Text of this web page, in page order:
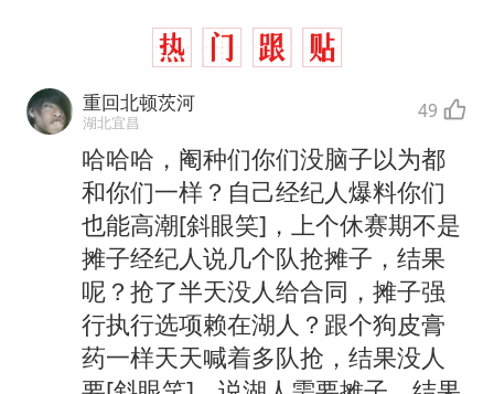
重回北顿茨河
湖北宜昌 49
哈哈哈，阉种们你们没脑子以为都
和你们一样？自己经纪人爆料你们
也能高潮[斜眼笑]，上个休赛期不是
摊子经纪人说几个队抢摊子，结果
呢？抢了半天没人给合同，摊子强
行执行选项赖在湖人？跟个狗皮膏
药一样天天喊着多队抢，结果没人